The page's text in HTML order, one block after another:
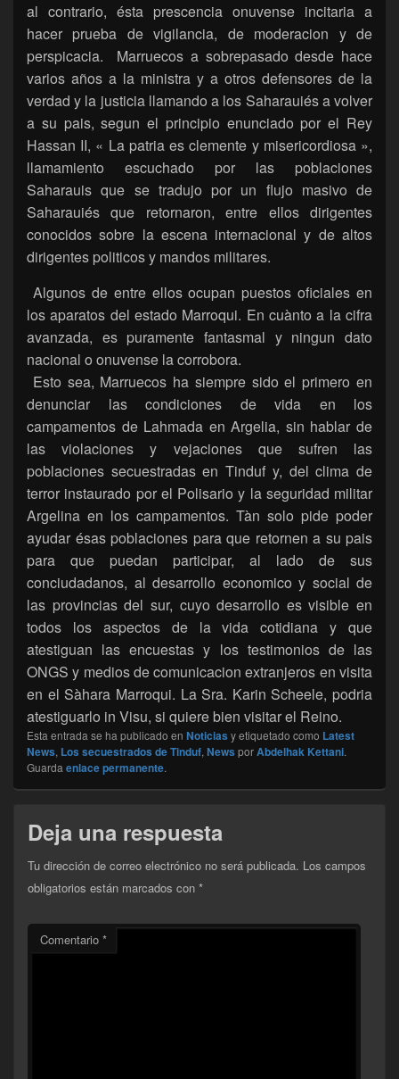
al contrario, ésta prescencia onuvense incitaria a
hacer prueba de vigilancia, de moderacion y de
perspicacia. Marruecos a sobrepasado desde hace
varios años a la ministra y a otros defensores de la
verdad y la justicia llamando a los Saharauiés a volver
a su pais, segun el principio enunciado por el Rey
Hassan II, « La patria es clemente y misericordiosa »,
llamamiento escuchado por las poblaciones
Saharauis que se tradujo por un flujo masivo de
Saharauiés que retornaron, entre ellos dirigentes
conocidos sobre la escena internacional y de altos
dirigentes politicos y mandos militares.
Algunos de entre ellos ocupan puestos oficiales en
los aparatos del estado Marroqui. En cuànto a la cifra
avanzada, es puramente fantasmal y ningun dato
nacional o onuvense la corrobora.
Esto sea, Marruecos ha siempre sido el primero en
denunciar las condiciones de vida en los
campamentos de Lahmada en Argelia, sin hablar de
las violaciones y vejaciones que sufren las
poblaciones secuestradas en Tinduf y, del clima de
terror instaurado por el Polisario y la seguridad militar
Argelina en los campamentos. Tàn solo pide poder
ayudar ésas poblaciones para que retornen a su pais
para que puedan participar, al lado de sus
conciudadanos, al desarrollo economico y social de
las provincias del sur, cuyo desarrollo es visible en
todos los aspectos de la vida cotidiana y que
atestiguan las encuestas y los testimonios de las
ONGS y medios de comunicacion extranjeros en visita
en el Sàhara Marroqui. La Sra. Karin Scheele, podria
atestiguarlo in Visu, si quiere bien visitar el Reino.
Esta entrada se ha publicado en Noticias y etiquetado como Latest
News, Los secuestrados de Tinduf, News porAbdelhak Kettani.
Guarda enlace permanente.
Deja una respuesta
Tu dirección de correo electrónico no será publicada. Los campos
obligatorios están marcados con *
Comentario *